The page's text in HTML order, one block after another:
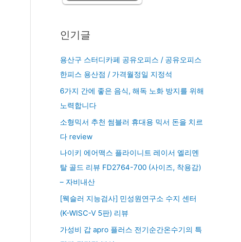
인기글
용산구 스터디카페 공유오피스 / 공유오피스
한피스 용산점 / 가격월정일 지정석
6가지 간에 좋은 음식, 해독 노화 방지를 위해
노력합니다
소형믹서 추천 썸블러 휴대용 믹서 돈을 치르
다 review
나이키 에어맥스 플라이니트 레이서 엘리멘
탈 골드 리뷰 FD2764-700 (사이즈, 착용감)
– 자비내산
[웩슬러 지능검사] 민성원연구소 수지 센터
(K-WISC-V 5판) 리뷰
가성비 갑 apro 플러스 전기순간온수기의 특